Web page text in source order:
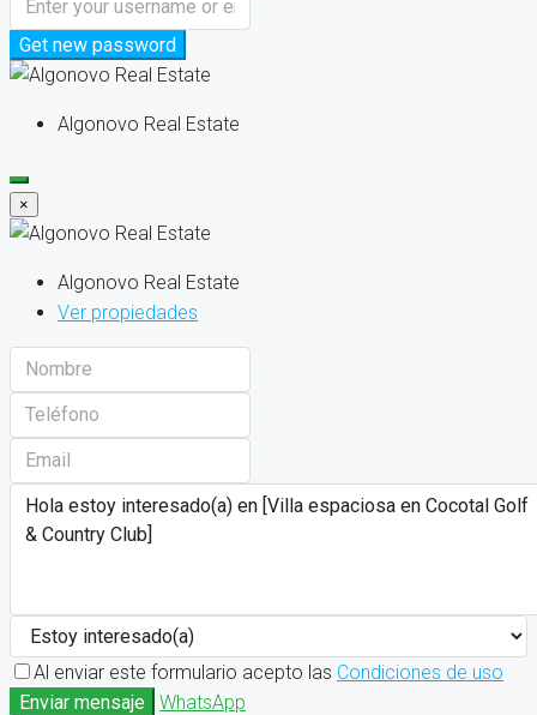
Get new password
Algonovo Real Estate
×
Algonovo Real Estate
Ver propiedades
Al enviar este formulario acepto las Condiciones de uso
Enviar mensaje
WhatsApp